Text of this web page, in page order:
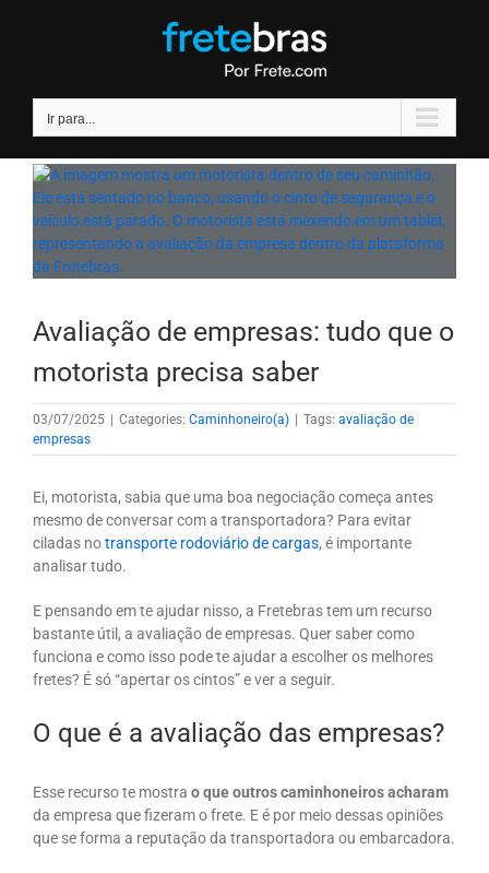
Ir para...
Avaliação de empresas: tudo que o
motorista precisa saber
03/07/2025 Categories: Caminhoneiro(a) Tags: avaliação de
empresas
Ei, motorista, sabia que uma boa negociação começa antes
mesmo de conversar com a transportadora? Para evitar
ciladas notransporte rodoviário de cargas, é importante
analisar tudo.
E pensando em te ajudar nisso, a Fretebras tem um recurso
bastante útil, a avaliação de empresas. Quer saber como
funciona e como isso pode te ajudar a escolher os melhores
fretes? É só “apertar os cintos” e ver a seguir.
O que é a avaliação das empresas?
Esse recurso te mostra o que outros caminhoneiros acharam
da empresa que fizeram o frete. E é por meio dessas opiniões
que se forma a reputação da transportadora ou embarcadora.